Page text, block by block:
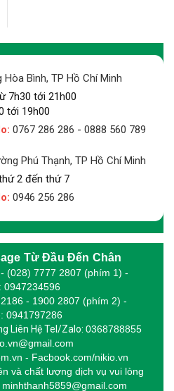
Bình, TP Hồ Chí Minh
7h30 tới 21h00
tới 19h00
0767 286 286 - 0888 560 789
Phú Thạnh, TP Hồ Chí Minh
2 đến thứ 7
0946 256 286
Từ Đầu Đến Chân
(028) 7777 2807 (phím 1) -
0947234596
- 1900 2807 (phím 2) -
0941797286
Liên Hệ Tel/Zalo: 0368788855
- Facbook.com/nikio.vn
và chất lượng dịch vụ vui lòng
minhthanh5859@gmail.com